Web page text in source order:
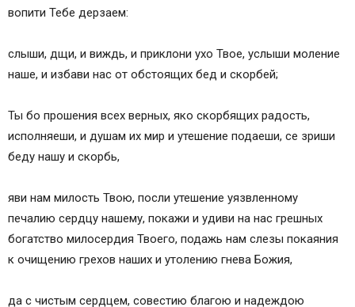
вопити Тебе дерзаем:
слыши, дщи, и виждь, и приклони ухо Твое, услыши моление
наше, и избави нас от обстоящих бед и скорбей;
Ты бо прошения всех верных, яко скорбящих радость,
исполняеши, и душам их мир и утешение подаеши, се зриши
беду нашу и скорбь,
яви нам милость Твою, посли утешение уязвленному
печалию сердцу нашему, покажи и удиви на нас грешных
богатство милосердия Твоего, подажь нам слезы покаяния
к очищению грехов наших и утолению гнева Божия,
да с чистым сердцем, совестию благою и надеждою